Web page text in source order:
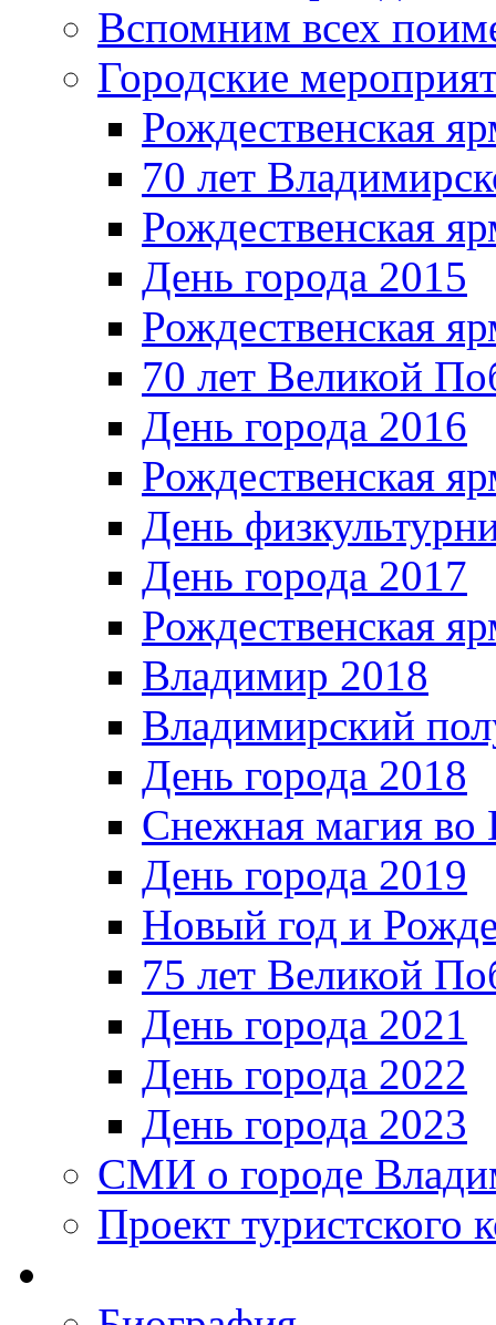
Вспомним всех
Городские
Рождественская
70 лет
Рождественская
День города 2015
Рождественская
70 лет Великой
День города 2016
Рождественская
День
День города 2017
Рождественская
Владимир 2018
Владимирский
День города 2018
Снежная магия во
День города 2019
Новый год и
75 лет Великой
День города 2021
День города 2022
День города 2023
СМИ о городе
Проект туристского